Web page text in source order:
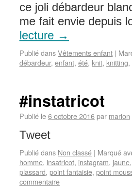
ce joli débardeur
me fait envie depuis
lecture →
Publié dansVêtements enfant |
débardeur, enfant, été, knit, knitting,
#instatricot
Publié le6 octobre 2016par marion
Tweet
Publié dans Non classé | Marqué
homme, insatricot, instagram, jaune,
plassard, point fantaisie, point
commentaire